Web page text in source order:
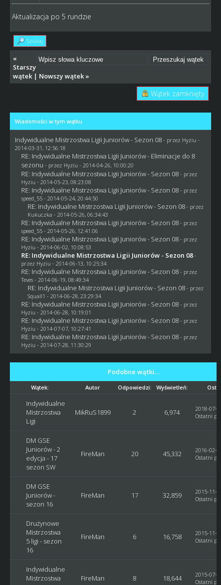
Aktualizacja po 5 rundzie
Szukaj
«
Starszy
wątek| Nowszy wątek»
Wątek zamknięty
Wiadomości w tym wątku
Indywidualne Mistrzostwa Ligii Juniorów - Sezon 08 - przez Hyziu -
2014-03-31, 12:56:18
RE: Indywidualne Mistrzostwa Ligii Juniorów - Eliminacje do 8
sezonu - przez Hyziu - 2014-04-26, 10:00:20
RE: Indywidualne Mistrzostwa Ligii Juniorów - Sezon 08 - przez
Hyziu - 2014-05-23, 08:23:08
RE: Indywidualne Mistrzostwa Ligii Juniorów - Sezon 08 - przez
speed_55 - 2014-05-24, 20:44:50
RE: Indywidualne Mistrzostwa Ligii Juniorów - Sezon 08 - przez
Kukuczka - 2014-05-26, 06:34:43
RE: Indywidualne Mistrzostwa Ligii Juniorów - Sezon 08 - przez
speed_55 - 2014-05-26, 12:41:06
RE: Indywidualne Mistrzostwa Ligii Juniorów - Sezon 08 - przez
Hyziu - 2014-06-02, 10:08:53
RE: Indywidualne Mistrzostwa Ligii Juniorów - Sezon 08 -
przez Hyziu - 2014-06-13, 10:25:34
RE: Indywidualne Mistrzostwa Ligii Juniorów - Sezon 08 - przez
Teves- 2014-06-19, 08:49:34
RE: Indywidualne Mistrzostwa Ligii Juniorów - Sezon 08 - przez
Squall1 - 2014-06-28, 23:29:34
RE: Indywidualne Mistrzostwa Ligii Juniorów - Sezon 08 - przez
Hyziu - 2014-06-28, 10:19:01
RE: Indywidualne Mistrzostwa Ligii Juniorów - Sezon 08 - przez
Hyziu - 2014-07-07, 10:27:41
RE: Indywidualne Mistrzostwa Ligii Juniorów - Sezon 08 - przez
Hyziu - 2014-07-28, 11:30:29
Podobne wątki…
Wątek: Autor Odpowiedzi: Wyświetleń:
Indywidualne
Mistrzostwa
Ligi
MikRuS1899 2 6,974
2018-07-
Ostatni
DM GSE
Juniorów - 2
edycja - 17
sezon SW
FireMan 20 45,332
2016-02-
Ostatni
DM GSE
Juniorów -
sezon 16
FireMan 17 32,859
2015-11-
Ostatni
Drużynowe
Mistrzostwa
5 ligi - sezon
16
FireMan 6 16,758
2015-11-
Ostatni
Indywidualne
Mistrzostwa
FireMan 8 18,644
2015-07-
Ostatni